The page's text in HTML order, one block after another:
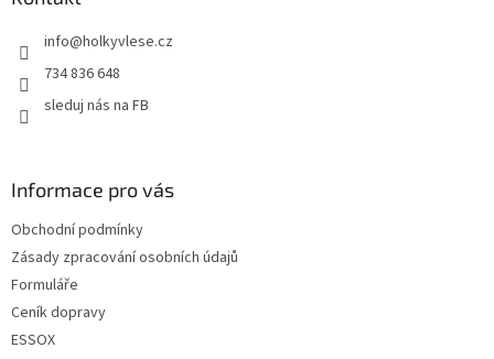
info@holkyvlese.cz
734 836 648
sleduj nás na FB
Informace pro vás
Obchodní podmínky
Zásady zpracování osobních údajů
Formuláře
Ceník dopravy
ESSOX